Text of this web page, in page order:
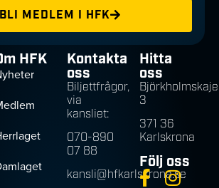
BLI MEDLEM I HFK
HFK Kontakta
oss
Biljettfrågor,
via
kansliet:
070-890
07 88
kansli@hfkarlskrona.se
Hitta
oss
3
371 36
Karlskrona
Följ oss